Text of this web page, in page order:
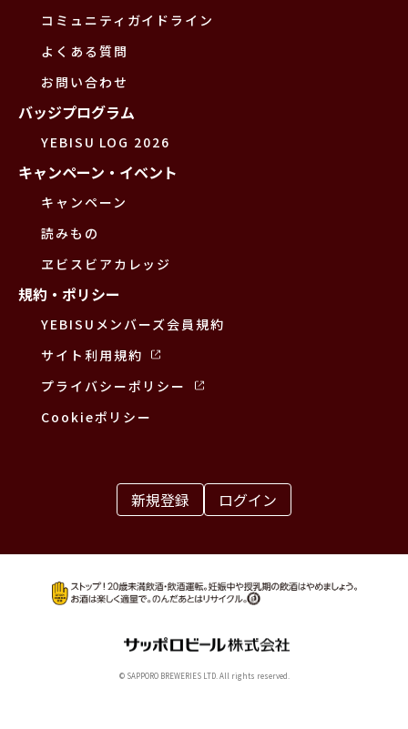
コミュニティガイドライン
よくある質問
お問い合わせ
バッジプログラム
YEBISU LOG 2026
キャンペーン・イベント
キャンペーン
読みもの
ヱビスビアカレッジ
規約・ポリシー
YEBISUメンバーズ会員規約
サイト利用規約
プライバシーポリシー
Cookieポリシー
新規登録 ログイン
© SAPPORO BREWERIES LTD. All rights reserved.